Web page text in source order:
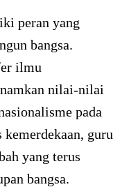
peran yang
bangsa.
ilmu
nilai-nilai
pada
guru
yang terus
bangsa.